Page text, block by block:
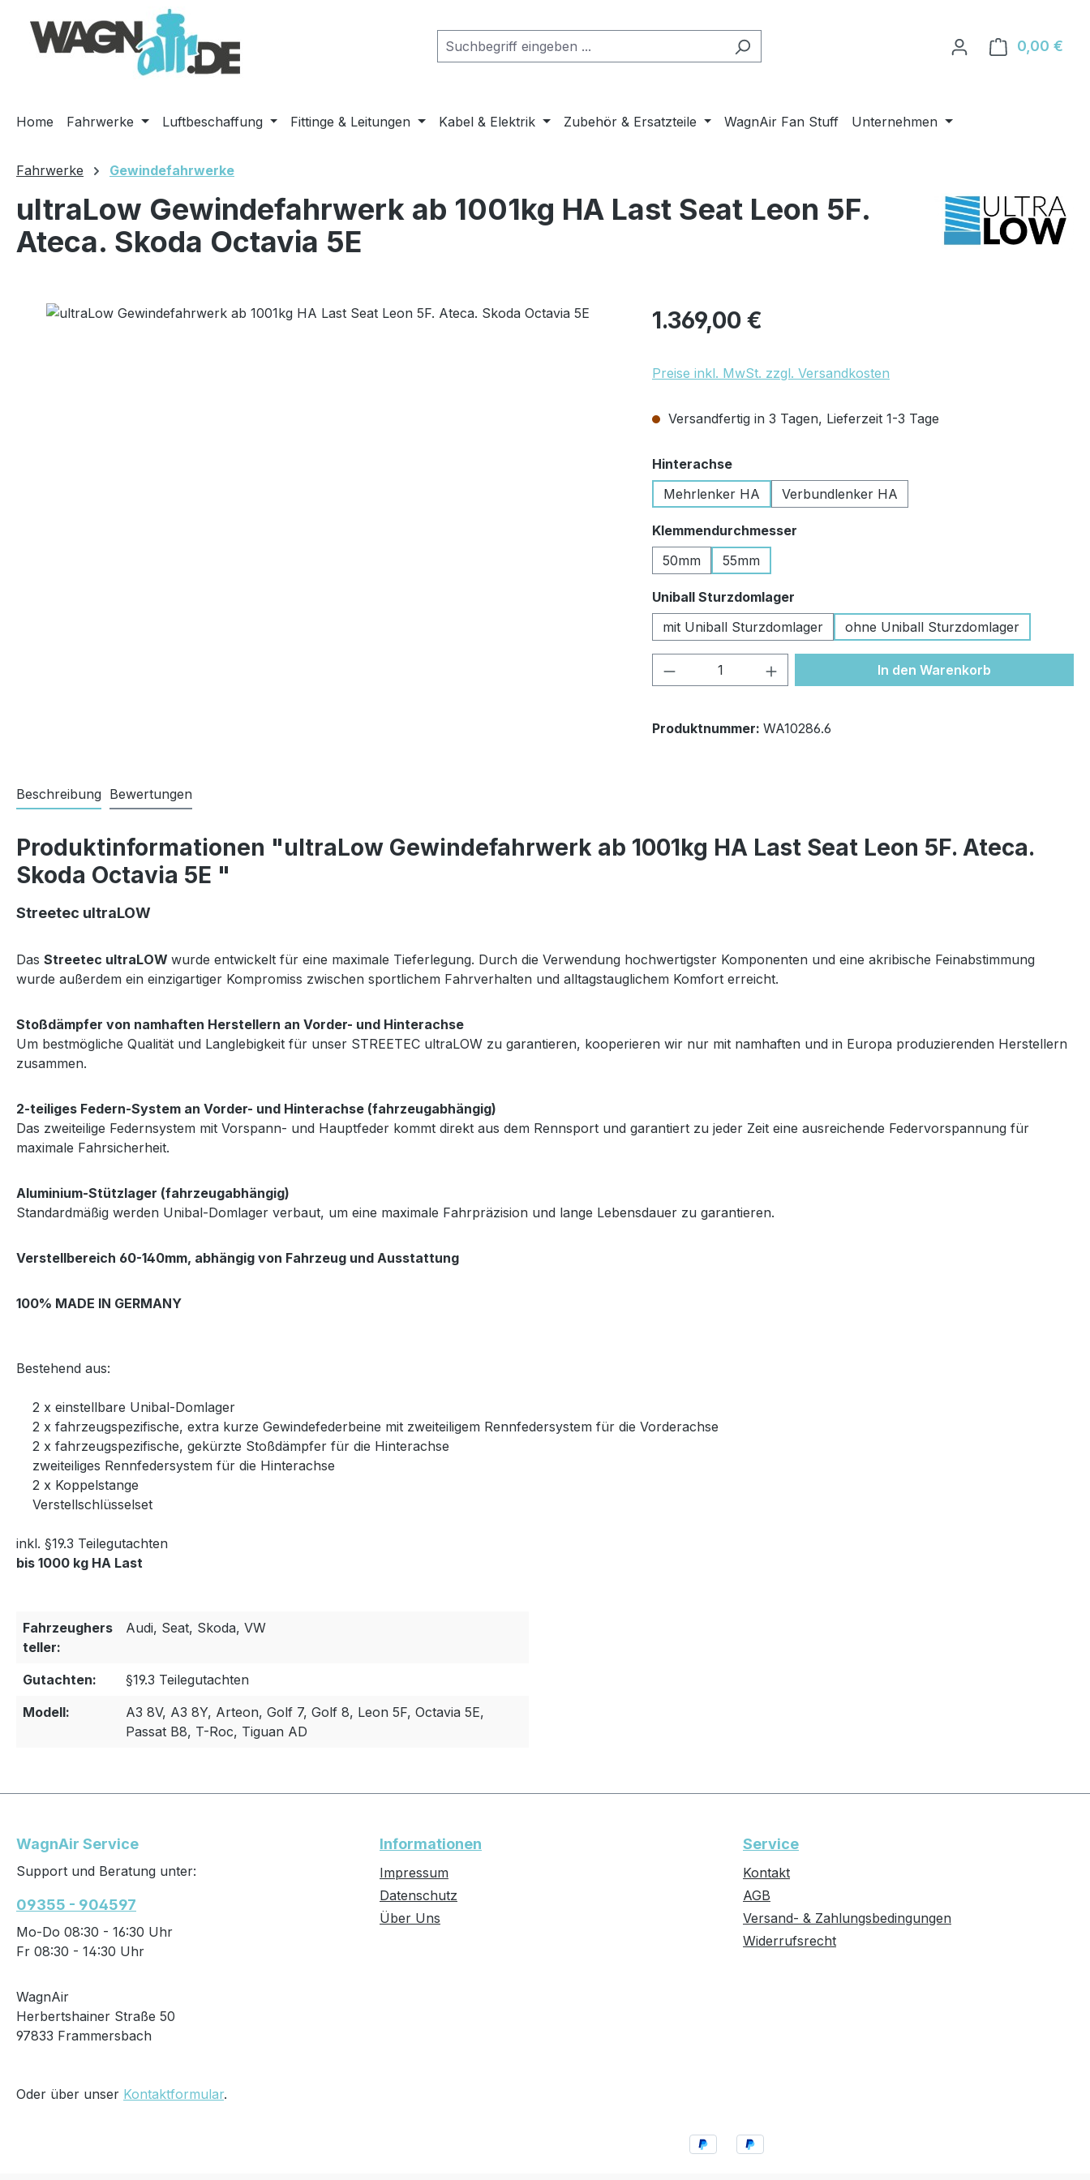
Hauptinhalt springen
Zur Suche springen
Zur Hauptnavigation springen
0,00 €
Home Fahrwerke Luftbeschaffung Fittinge & Leitungen Kabel & Elektrik Zubehör & Ersatzteile WagnAir Fan Stuff Unternehmen
Fahrwerke Gewindefahrwerke
ultraLow Gewindefahrwerk ab 1001kg HA Last Seat Leon 5F.
Ateca. Skoda Octavia 5E
Bildergalerie überspringen Regulärer Preis:
1.369,00 €
Preise inkl. MwSt. zzgl. Versandkosten
Versandfertig in 3 Tagen, Lieferzeit 1-3 Tage
Hinterachseauswählen
Mehrlenker HA
Verbundlenker HA
Klemmendurchmesser
50mm
55mm
Uniball Sturzdomlager
mit Uniball Sturzdomlager
ohne Uniball Sturzdomlager
Produkt Anzahl: Gib den gewünschten Wert
In den Warenkorb
Produktnummer: WA10286.6
Beschreibung Bewertungen
Produktinformationen "ultraLow Gewindefahrwerk ab 1001kg HA Last Seat Leon 5F. Ateca.
Skoda Octavia 5E "
Streetec ultraLOW
Das Streetec ultraLOW wurde entwickelt für eine maximale Tieferlegung. Durch die Verwendung hochwertigster Komponenten und eine akribische Feinabstimmung
wurde außerdem ein einzigartiger Kompromiss zwischen sportlichem Fahrverhalten und alltagstauglichem Komfort erreicht.
Stoßdämpfer von namhaften Herstellern an Vorder- und Hinterachse
Um bestmögliche Qualität und Langlebigkeit für unser STREETEC ultraLOW zu garantieren, kooperieren wir nur mit namhaften und in Europa produzierenden Herstellern
zusammen.
2-teiliges Federn-System an Vorder- und Hinterachse (fahrzeugabhängig)
Das zweiteilige Federnsystem mit Vorspann- und Hauptfeder kommt direkt aus dem Rennsport und garantiert zu jeder Zeit eine ausreichende Federvorspannung für
maximale Fahrsicherheit.
Aluminium-Stützlager (fahrzeugabhängig)
Standardmäßig werden Unibal-Domlager verbaut, um eine maximale Fahrpräzision und lange Lebensdauer zu garantieren.
Verstellbereich 60-140mm, abhängig von Fahrzeug und Ausstattung
100% MADE IN GERMANY
Bestehend aus:
2 x einstellbare Unibal-Domlager
2 x fahrzeugspezifische, extra kurze Gewindefederbeine mit zweiteiligem Rennfedersystem für die Vorderachse
2 x fahrzeugspezifische, gekürzte Stoßdämpfer für die Hinterachse
zweiteiliges Rennfedersystem für die Hinterachse
2 x Koppelstange
Verstellschlüsselset
inkl. §19.3 Teilegutachten
bis 1000 kg HA Last
Fahrzeughers
teller:
Audi, Seat, Skoda, VW
Gutachten:
§19.3 Teilegutachten
Modell:
A3 8V, A3 8Y, Arteon, Golf 7, Golf 8, Leon 5F, Octavia 5E,
Passat B8, T-Roc, Tiguan AD
WagnAir Service
Support und Beratung unter:
09355 - 904597
Mo-Do 08:30 - 16:30 Uhr
Fr 08:30 - 14:30 Uhr
WagnAir
Herbertshainer Straße 50
97833 Frammersbach
Oder über unser Kontaktformular.
Informationen
Impressum
Datenschutz
Über Uns
Service
Kontakt
AGB
Versand- & Zahlungsbedingungen
Widerrufsrecht